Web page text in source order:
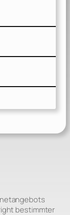
bestimmter